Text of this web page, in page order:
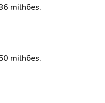
milhões.
milhões.